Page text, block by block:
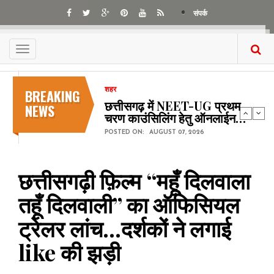
main
content
संपर्क
Toggle
navigation
BREAKING
NEWS
शहर
छत्तीसगढ़ में NEET-UG प्रथम
चरण काउंसिलिंग हेतु ऑनलाईन…
POSTED ON: AUGUST 07, 2026
छत्तीसगढ़ी फ़िल्म “महूँ दिलवाला
तहूँ दिलवाली” का ऑफिसियल
ट्रेलर लांच...दर्शकों ने लगाई
like की झड़ी